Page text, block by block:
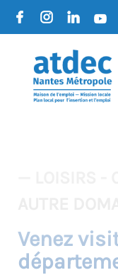
Venez